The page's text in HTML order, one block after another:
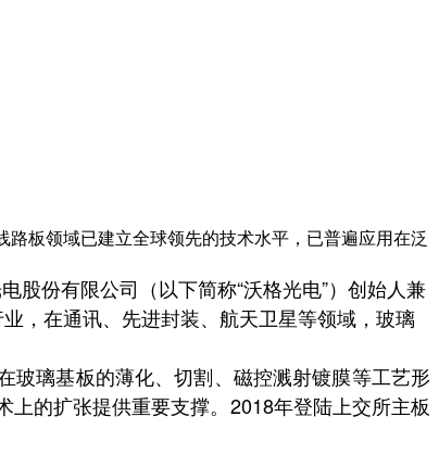
板领域已建立全球领先的技术水平，已普遍应用在泛
份有限公司（以下简称“沃格光电”）创始人兼
，在通讯、先进封装、航天卫星等领域，玻璃
璃基板的薄化、切割、磁控溅射镀膜等工艺形
的扩张提供重要支撑。2018年登陆上交所主板